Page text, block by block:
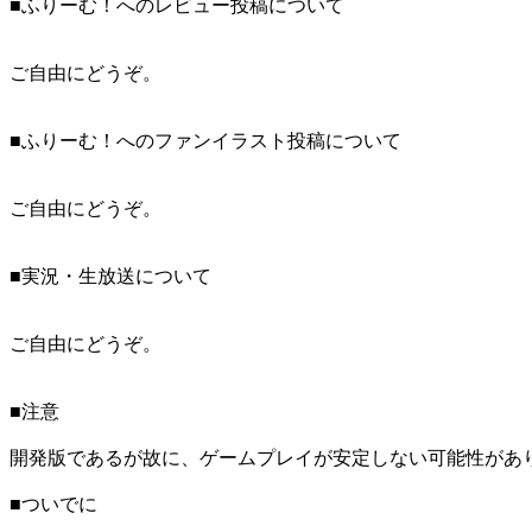
■ふりーむ！へのレビュー投稿について
ご自由にどうぞ。
■ふりーむ！へのファンイラスト投稿について
ご自由にどうぞ。
■実況・生放送について
ご自由にどうぞ。
■注意
開発版であるが故に、ゲームプレイが安定しない可能性があ
■ついでに